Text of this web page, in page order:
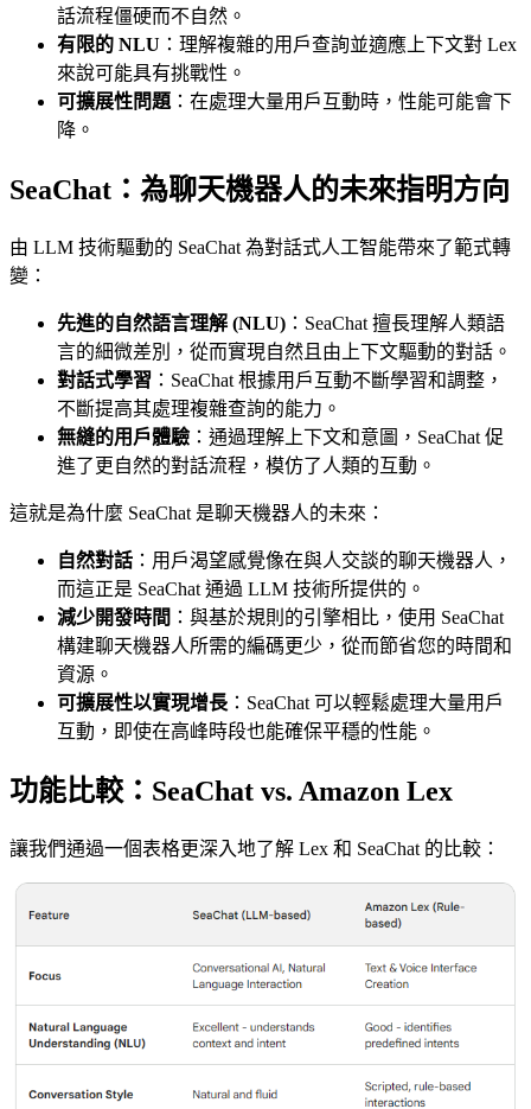
話流程僵硬而不自然。
有限的 NLU ：理解複雜的用戶查詢並適應上下文對 Lex
來說可能具有挑戰性。
可擴展性問題 ：在處理大量用戶互動時，性能可能會下
降。
SeaChat：為聊天機器人的未來指明方向
由 LLM 技術驅動的 SeaChat 為對話式人工智能帶來了範式轉
變：
先進的自然語言理解 (NLU) ：SeaChat 擅長理解人類語
言的細微差別，從而實現自然且由上下文驅動的對話。
對話式學習 ：SeaChat 根據用戶互動不斷學習和調整，
不斷提高其處理複雜查詢的能力。
無縫的用戶體驗 ：通過理解上下文和意圖，SeaChat 促
進了更自然的對話流程，模仿了人類的互動。
這就是為什麼 SeaChat 是聊天機器人的未來：
自然對話 ：用戶渴望感覺像在與人交談的聊天機器人，
而這正是 SeaChat 通過 LLM 技術所提供的。
減少開發時間 ：與基於規則的引擎相比，使用 SeaChat
構建聊天機器人所需的編碼更少，從而節省您的時間和
資源。
可擴展性以實現增長 ：SeaChat 可以輕鬆處理大量用戶
互動，即使在高峰時段也能確保平穩的性能。
功能比較：SeaChat vs. Amazon Lex
讓我們通過一個表格更深入地了解 Lex 和 SeaChat 的比較：